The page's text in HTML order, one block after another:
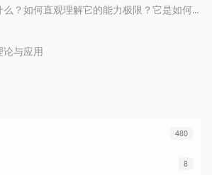
n
l
神经网络是什么？如何直观理解它的能力极限？它是如何无限逼近真理？
论与应用
480
8